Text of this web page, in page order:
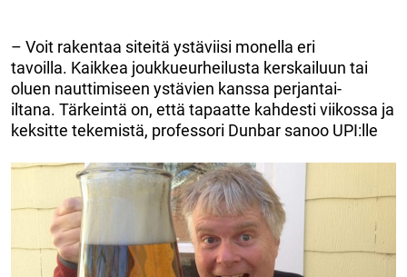
– Voit rakentaa siteitä ystäviisi monella eri
tavoilla. Kaikkea joukkueurheilusta kerskailuun tai
oluen nauttimiseen ystävien kanssa perjantai-
iltana. Tärkeintä on, että tapaatte kahdesti viikossa ja
keksitte tekemistä, professori Dunbar sanoo UPI:lle